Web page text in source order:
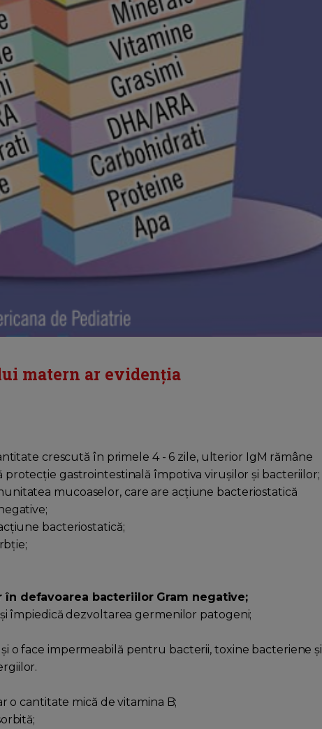
matern ar evidenția
crescută în primele 4 - 6 zile, ulterior IgM rămâne
gastrointestinală împotiva virușilor și bacteriilor;
mucoaselor, care are acțiune bacteriostatică
bacteriostatică;
defavoarea bacteriilor Gram negative;
împiedică dezvoltarea germenilor patogeni;
o face impermeabilă pentru bacterii, toxine bacteriene și
o cantitate mică de vitamina B;